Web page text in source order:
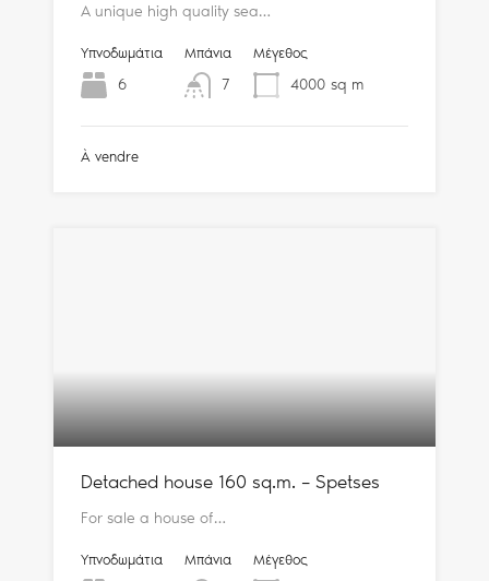
A unique high quality sea…
Υπνοδωμάτια
6
Μπάνια
7
Μέγεθος
4000 sq m
À vendre
Detached house 160 sq.m. – Spetses
For sale a house of…
Υπνοδωμάτια Μπάνια Μέγεθος